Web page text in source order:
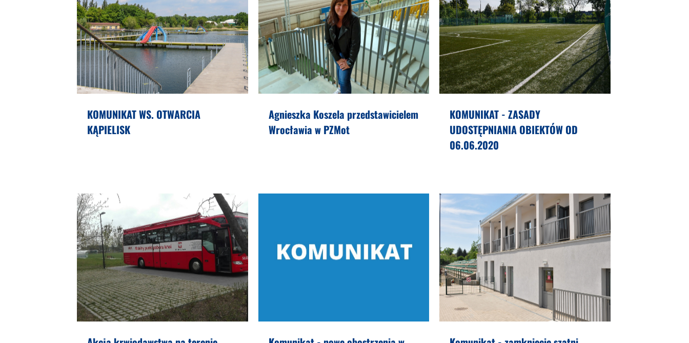
KOMUNIKAT WS. OTWARCIA
KĄPIELISK
Agnieszka Koszela przedstawicielem
Wrocławia w PZMot
KOMUNIKAT - ZASADY
UDOSTĘPNIANIA OBIEKTÓW OD
06.06.2020